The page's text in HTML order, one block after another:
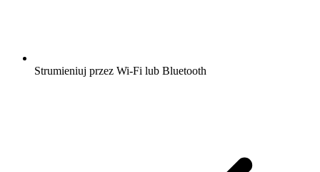
Strumieniuj przez Wi-Fi lub Bluetooth